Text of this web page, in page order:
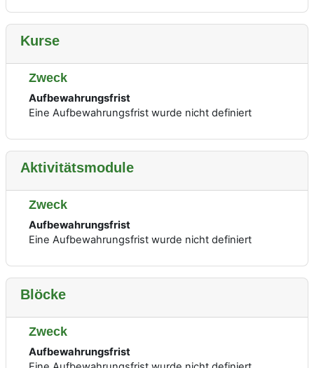
Kurse
Zweck
Aufbewahrungsfrist
Eine Aufbewahrungsfrist wurde nicht definiert
Aktivitätsmodule
Zweck
Aufbewahrungsfrist
Eine Aufbewahrungsfrist wurde nicht definiert
Blöcke
Zweck
Aufbewahrungsfrist